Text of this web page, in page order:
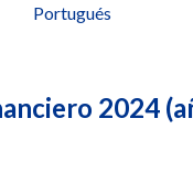
Portugués
2024